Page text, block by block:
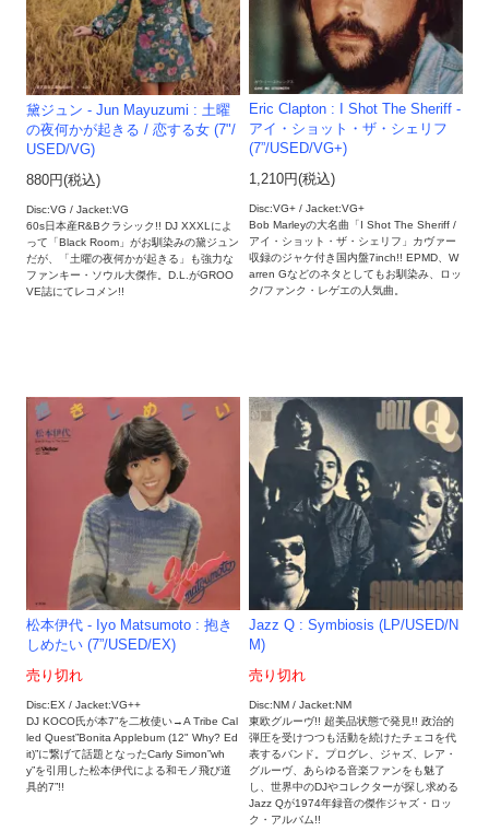
黛ジュン - Jun Mayuzumi : 土曜
の夜何かが起きる / 恋する女 (7"/
USED/VG)
880円(税込)
Disc:VG / Jacket:VG
60s日本産R&Bクラシック!! DJ XXXLによ
って「Black Room」がお馴染みの黛ジュン
だが、「土曜の夜何かが起きる」も強力な
ファンキー・ソウル大傑作。D.L.がGROO
VE誌にてレコメン!!
Eric Clapton : I Shot The Sheriff -
アイ・ショット・ザ・シェリフ
(7”/USED/VG+)
1,210円(税込)
Disc:VG+ / Jacket:VG+
Bob Marleyの大名曲「I Shot The Sheriff /
アイ・ショット・ザ・シェリフ」カヴァー
収録のジャケ付き国内盤7inch!! EPMD、W
arren Gなどのネタとしてもお馴染み、ロッ
ク/ファンク・レゲエの人気曲。
松本伊代 - Iyo Matsumoto : 抱き
しめたい (7”/USED/EX)
売り切れ
Disc:EX / Jacket:VG++
DJ KOCO氏が本7”を二枚使い→A Tribe Cal
led Quest”Bonita Applebum (12" Why? Ed
it)”に繋げて話題となったCarly Simon”wh
y”を引用した松本伊代による和モノ飛び道
具的7”!!
Jazz Q : Symbiosis (LP/USED/N
M)
売り切れ
Disc:NM / Jacket:NM
東欧グルーヴ!! 超美品状態で発見!! 政治的
弾圧を受けつつも活動を続けたチェコを代
表するバンド。プログレ、ジャズ、レア・
グルーヴ、あらゆる音楽ファンをも魅了
し、世界中のDJやコレクターが探し求める
Jazz Qが1974年録音の傑作ジャズ・ロッ
ク・アルバム!!